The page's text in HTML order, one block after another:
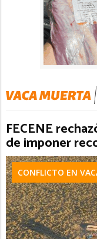
FECENE
de imponer
CONFLICTO EN